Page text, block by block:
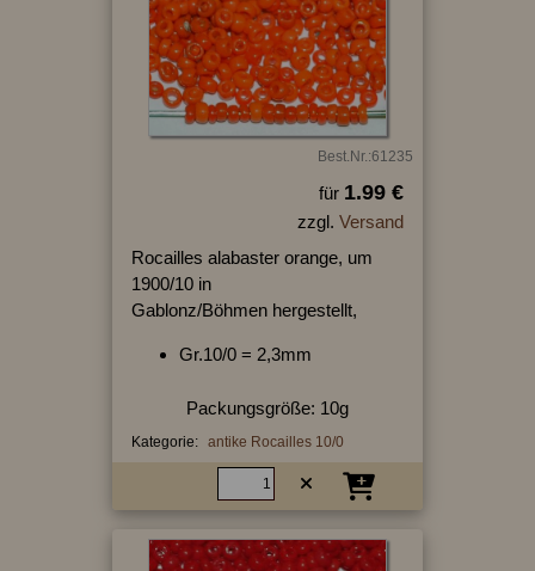
Best.Nr.:61235
für 1.99 €
zzgl. Versand
Rocailles alabaster orange, um
1900/10 in
Gablonz/Böhmen hergestellt,
Gr.10/0 = 2,3mm
Packungsgröße: 10g
Kategorie: antike Rocailles 10/0